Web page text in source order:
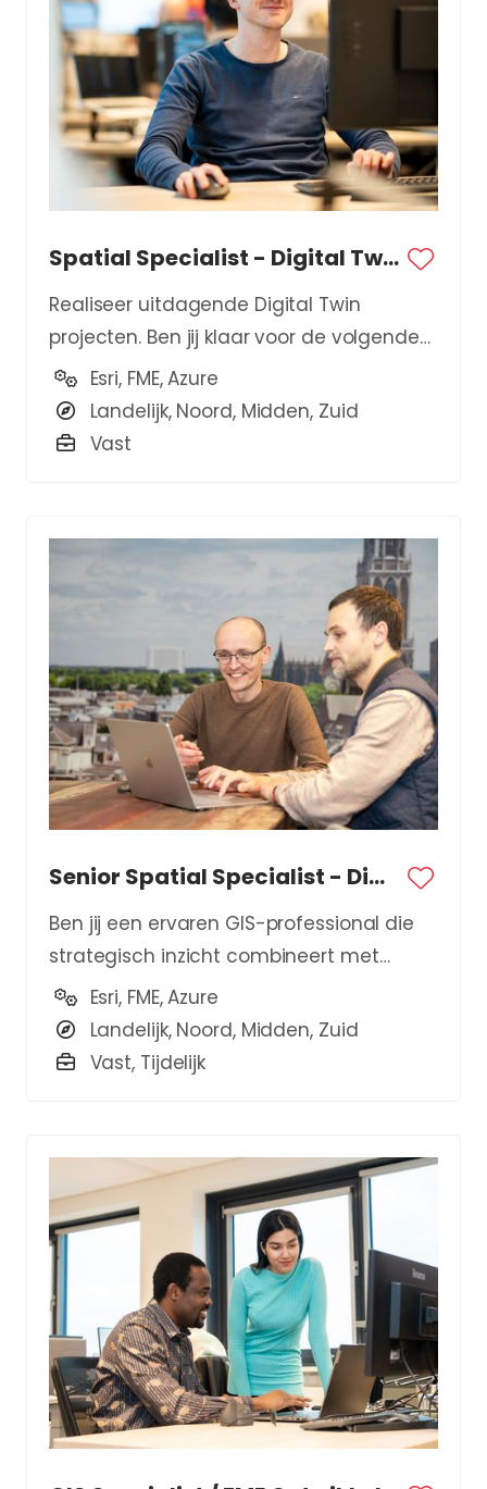
Spatial Specialist - Digital Twin
Realiseer uitdagende Digital Twin
projecten. Ben jij klaar voor de volgende
stap in je carrière?
Esri, FME, Azure
Landelijk, Noord, Midden, Zuid
Vast
Senior Spatial Specialist - Digital Twin
Ben jij een ervaren GIS-professional die
strategisch inzicht combineert met
technische expertise?
Esri, FME, Azure
Landelijk, Noord, Midden, Zuid
Vast, Tijdelijk